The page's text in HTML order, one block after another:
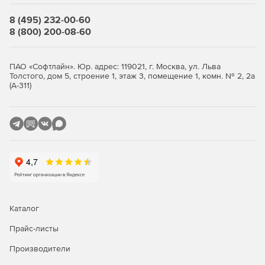
Revit, Allplan) или любые другие аналогичные программы.
По результатам работы в nanoCAD BIM Электро
формируются следующие проектные документы:
спецификация оборудования, изделий и материалов;
расчетные ведомости.
Автоматизация рутинных процессов
8 (495) 232-00-60
8 (800) 200-08-60
ПАО «Софтлайн». Юр. адрес: 119021, г. Москва, ул. Льва
Толстого, дом 5, строение 1, этаж 3, помещение 1, комн. № 2, 2а
(А-311)
Каталог
Прайс-листы
Производители